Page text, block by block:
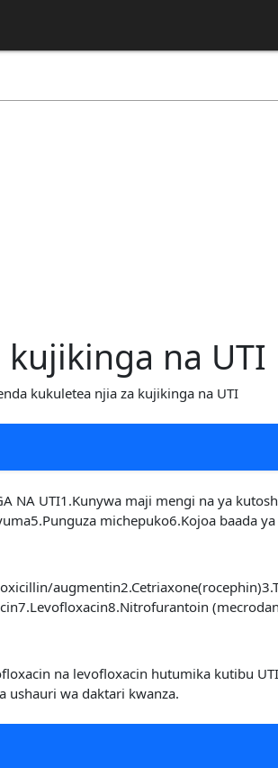
kujikinga na UTI
kukuletea njia za kujikinga na UTI
NA UTI1.Kunywa maji mengi na ya
michepuko6.Kojoa baada
na levofloxacin hutumika kutibu
ushauri wa daktari kwanza.